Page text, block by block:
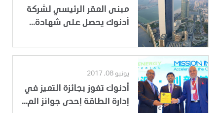
مبنى المقر الرئيسي لشركة
أدنوك يحصل على شهادة...
يونيو 08, 2017
أدنوك تفوز بجائزة التميز في
إدارة الطاقة إحدى جوائز الم...